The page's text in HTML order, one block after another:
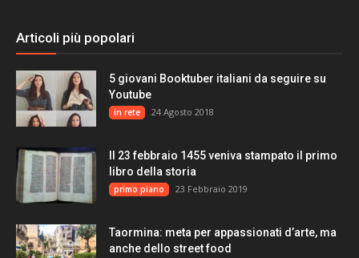
Articoli più popolari
5 giovani Booktuber italiani da seguire su
Youtube
in rete 24 Agosto 2018
Il 23 febbraio 1455 veniva stampato il primo
libro della storia
primo piano 23 Febbraio 2019
Taormina: meta per appassionati d’arte, ma
anche dello street food